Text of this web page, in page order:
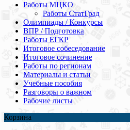
Работы МЦКО
Работы СтатГрад
Олимпиады / Конкурсы
ВПР / Подготовка
Работы ЕГКР
Итоговое собеседование
Итоговое сочинение
Работы по регионам
Материалы и статьи
Учебные пособия
Разговоры о важном
Рабочие листы
Корзина